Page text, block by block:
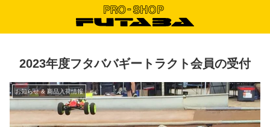
2023年度フタババギートラクト会員の受付
お知らせ & 商品入荷情報